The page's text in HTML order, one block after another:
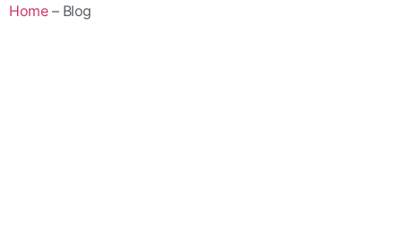
Home– Blog